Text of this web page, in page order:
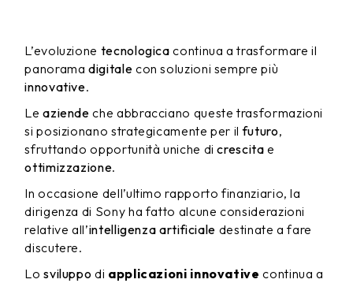
L’evoluzione tecnologica continua a trasformare il
panoramadigitale con soluzioni sempre più
innovative.
Leaziende che abbracciano queste trasformazioni
si posizionano strategicamente per ilfuturo,
sfruttando opportunità uniche dicrescita e
ottimizzazione.
In occasione dell’ultimo rapporto finanziario, la
dirigenza di Sony ha fatto alcune considerazioni
relative all’intelligenza artificiale destinate a fare
discutere.
Losviluppo di applicazioni innovative continua a